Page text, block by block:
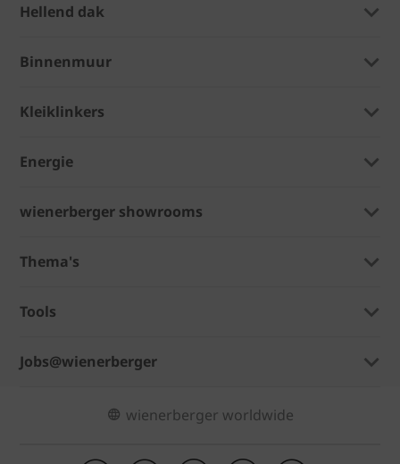
Hellend dak
Binnenmuur
Kleiklinkers
Energie
wienerberger showrooms
Thema's
Tools
Jobs@wienerberger
wienerberger worldwide